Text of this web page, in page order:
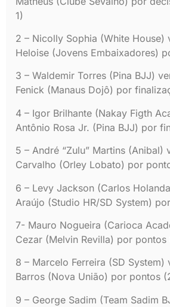
1)
2 – Nicolly Sophia (White House)
Heloise (Jovens Embaixadores)
3 – Waldemir Torres (Pina BJJ)
Fenick (Manaus Dojô) por
4 – Igor Brilhante (Nakay Figth
Antônio Rosa Jr. (Pina BJJ) por
5 – André “Zulu” Martins (Anibal)
Carvalho (Orley Lobato) por
6 – Levy Jackson (Carlos
Araújo (Studio HR/SD System)
7- Mauro Nogueira (Carioca
Cezar (Melvin Revilla) por pontos
8 – Marcelo Ferreira (SD System)
Barros (Nova União) por pontos
9 – George Sadim (Team Sadim